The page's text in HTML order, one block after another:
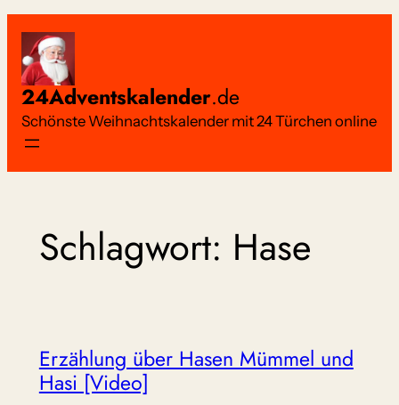
Inhalt
springen
24Adventskalender.de
Schönste Weihnachtskalender mit 24 Türchen online
Schlagwort: Hase
Erzählung über Hasen Mümmel und
Hasi [Video]